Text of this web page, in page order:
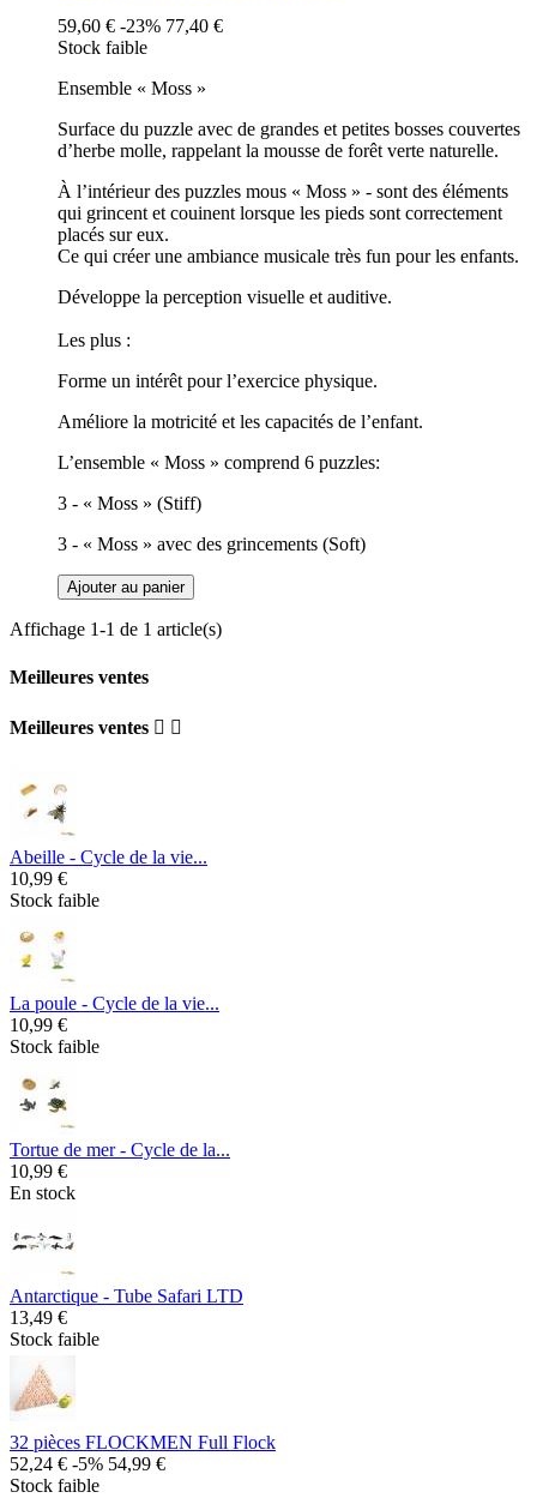
59,60 € -23% 77,40 €
Stock faible
Ensemble « Moss »
Surface du puzzle avec de grandes et petites bosses couvertes
d’herbe molle, rappelant la mousse de forêt verte naturelle.
À l’intérieur des puzzles mous « Moss » - sont des éléments
qui grincent et couinent lorsque les pieds sont correctement
placés sur eux.
Ce qui créer une ambiance musicale très fun pour les enfants.
Développe la perception visuelle et auditive.
Les plus :
Forme un intérêt pour l’exercice physique.
Améliore la motricité et les capacités de l’enfant.
L’ensemble « Moss » comprend 6 puzzles:
3 - « Moss » (Stiff)
3 - « Moss » avec des grincements (Soft)
Ajouter au panier
Affichage 1-1 de 1 article(s)
Meilleures ventes
Meilleures ventes  
Abeille - Cycle de la vie...
10,99 €
Stock faible
La poule - Cycle de la vie...
10,99 €
Stock faible
Tortue de mer - Cycle de la...
10,99 €
En stock
Antarctique - Tube Safari LTD
13,49 €
Stock faible
32 pièces FLOCKMEN Full Flock
52,24 € -5% 54,99 €
Stock faible